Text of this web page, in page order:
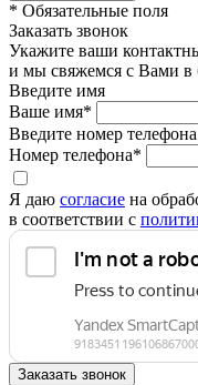
* Обязательные поля
Заказать звонок
Укажите ваши
и мы свяжемся с Вами в
Введите имя
Ваше имя*
Введите номер телефона
Номер телефона*
Я даю согласие на
в соответствии с